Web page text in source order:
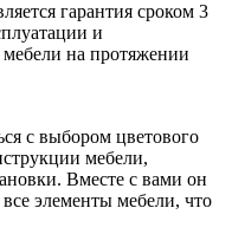
гарантия сроком 3
и
на протяжении
с выбором цветового
мебели,
Вместе с вами он
элементы мебели, что